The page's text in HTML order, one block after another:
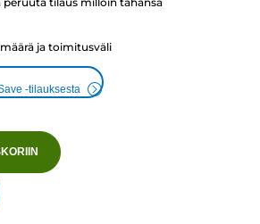
ja toimitusväli
-tilauksesta